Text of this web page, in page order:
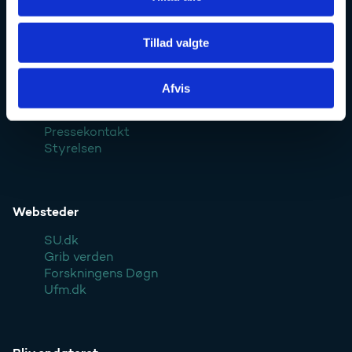
Tillad valgte
Afvis
Ufm.dk
Kontakt
Pressekontakt
Styrelsen
Websteder
SU.dk
Grib verden
Forskningens Døgn
Ufm.dk